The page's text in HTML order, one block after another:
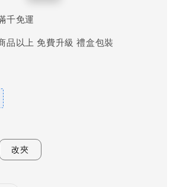
千免運
品以上 免費升級 禮盒包裝
改夾